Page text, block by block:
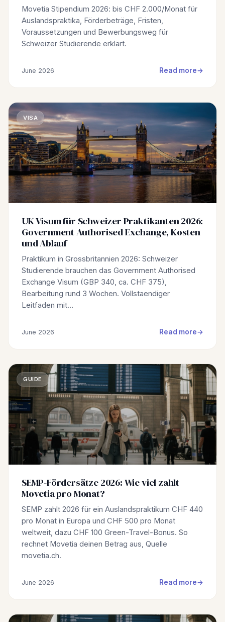
Movetia Stipendium 2026: bis CHF 2.000/Monat für
Auslandspraktika, Förderbeträge, Fristen,
Voraussetzungen und Bewerbungsweg für
Schweizer Studierende erklärt.
June 2026 Read more
VISA
UK Visum für Schweizer Praktikanten 2026:
Government Authorised Exchange, Kosten
und Ablauf
Praktikum in Grossbritannien 2026: Schweizer
Studierende brauchen das Government Authorised
Exchange Visum (GBP 340, ca. CHF 375),
Bearbeitung rund 3 Wochen. Vollstaendiger
Leitfaden mit…
June 2026 Read more
GUIDE
SEMP-Fördersätze 2026: Wie viel zahlt
Movetia pro Monat?
SEMP zahlt 2026 für ein Auslandspraktikum CHF 440
pro Monat in Europa und CHF 500 pro Monat
weltweit, dazu CHF 100 Green-Travel-Bonus. So
rechnet Movetia deinen Betrag aus, Quelle
movetia.ch.
June 2026 Read more